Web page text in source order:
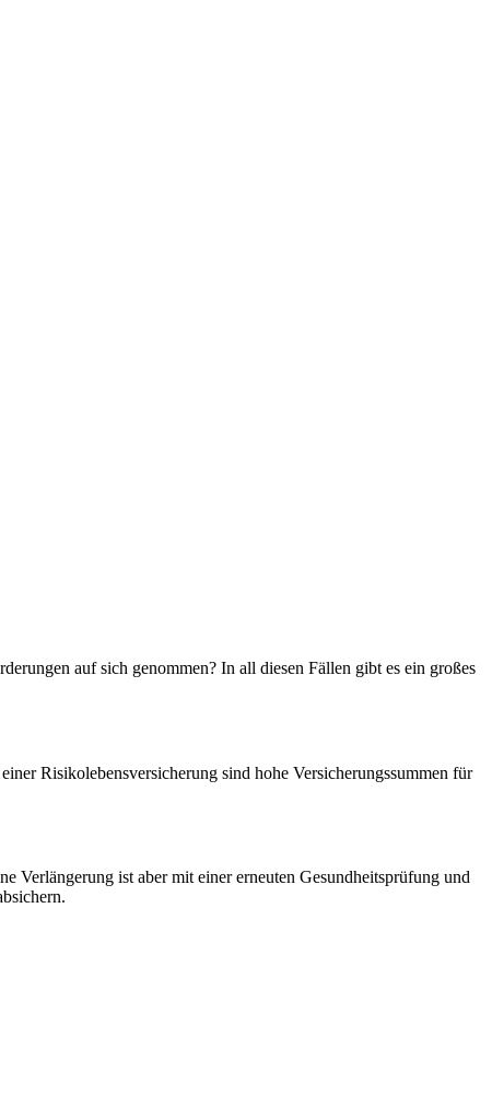
auf sich genommen? In all diesen Fällen gibt es ein großes
Risikolebensversicherung sind hohe Versicherungssummen für
Verlängerung ist aber mit einer erneuten Gesundheitsprüfung und